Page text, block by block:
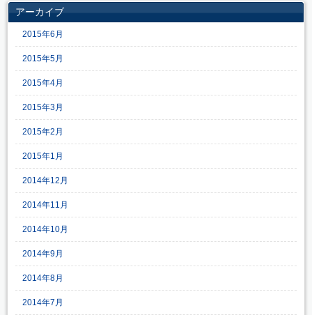
アーカイブ
2015年6月
2015年5月
2015年4月
2015年3月
2015年2月
2015年1月
2014年12月
2014年11月
2014年10月
2014年9月
2014年8月
2014年7月